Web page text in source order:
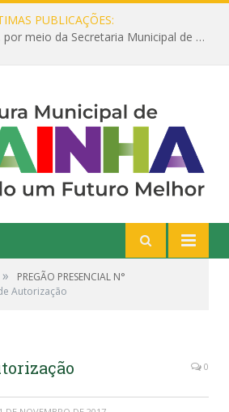
PUBLICAÇÕES:
Prefeitura de Prainha, por meio da Secretaria Municipal de Educação, abre 354 vagas na área da Educação para 2025 com processo seletivo simplificado
»
PREGÃO PRESENCIAL N°
Autorização
0